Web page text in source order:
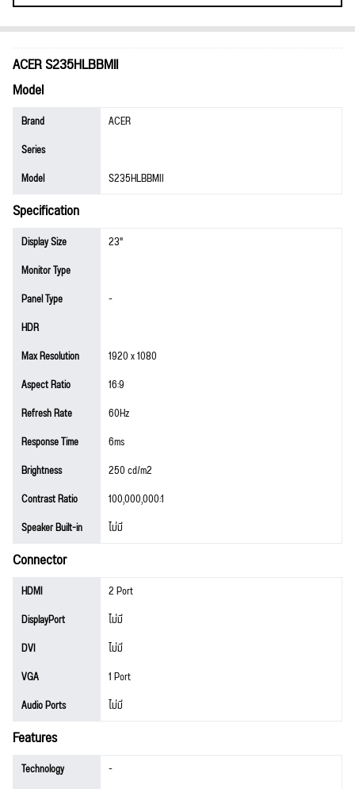
ACER S235HLBBMII
Model
Brand
ACER
Series
Model
S235HLBBMII
Specification
Display Size
23"
Monitor Type
Panel Type
-
HDR
Max Resolution
1920 x 1080
Aspect Ratio
16:9
Refresh Rate
60Hz
Response Time
6ms
Brightness
250 cd/m2
Contrast Ratio
100,000,000:1
Speaker Built-in
ไม่มี
Connector
HDMI
2 Port
DisplayPort
ไม่มี
DVI
ไม่มี
VGA
1 Port
Audio Ports
ไม่มี
Features
Technology
-